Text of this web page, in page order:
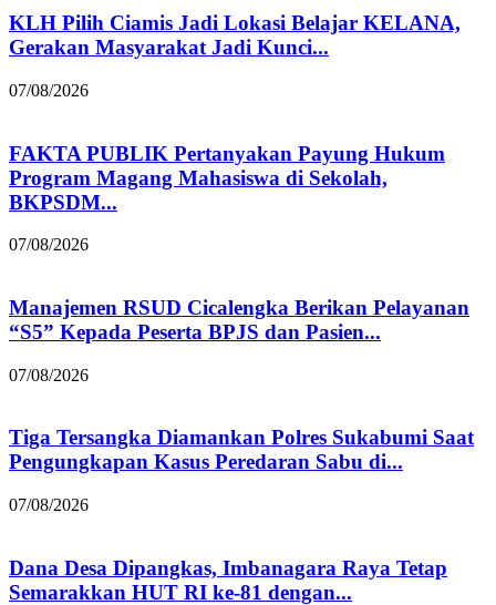
KLH Pilih Ciamis Jadi Lokasi Belajar KELANA,
Gerakan Masyarakat Jadi Kunci...
07/08/2026
FAKTA PUBLIK Pertanyakan Payung Hukum
Program Magang Mahasiswa di Sekolah,
BKPSDM...
07/08/2026
Manajemen RSUD Cicalengka Berikan Pelayanan
“S5” Kepada Peserta BPJS dan Pasien...
07/08/2026
Tiga Tersangka Diamankan Polres Sukabumi Saat
Pengungkapan Kasus Peredaran Sabu di...
07/08/2026
Dana Desa Dipangkas, Imbanagara Raya Tetap
Semarakkan HUT RI ke-81 dengan...